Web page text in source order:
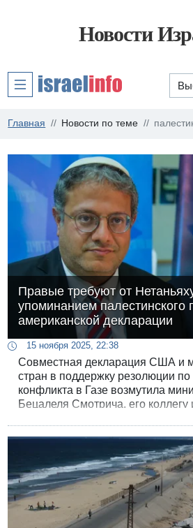
Новости
Главная Новости по теме
Правые требуют от
упоминанием палестинского
американской декларации
15 ноября 2025, 22:38
Совместная декларация США и
стран в поддержку резолюции
конфликта в Газе возмутила
Бецалеля Смотрича, его коллегу
понравилось то, что в
“палестинское государство”.